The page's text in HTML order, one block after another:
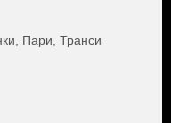
Пари, Транси